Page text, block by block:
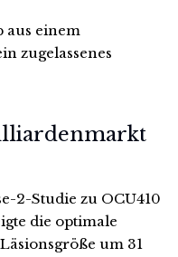
aus einem
zugelassenes
2-Studie zu OCU410
die optimale
um 31